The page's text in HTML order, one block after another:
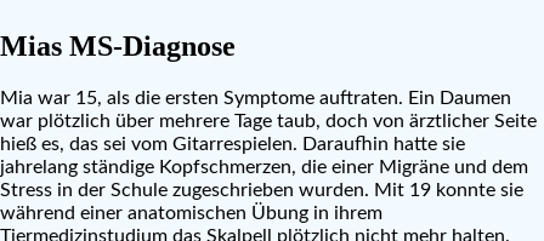
Mias MS-Diagnose
Mia war 15, als die ersten Symptome auftraten. Ein Daumen
war plötzlich über mehrere Tage taub, doch von ärztlicher Seite
hieß es, das sei vom Gitarrespielen. Daraufhin hatte sie
jahrelang ständige Kopfschmerzen, die einer Migräne und dem
Stress in der Schule zugeschrieben wurden. Mit 19 konnte sie
während einer anatomischen Übung in ihrem
Tiermedizinstudium das Skalpell plötzlich nicht mehr halten.